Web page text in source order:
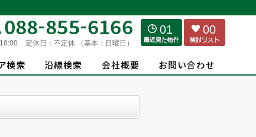
定休日： 不定休 （基本：日曜日）
01 00